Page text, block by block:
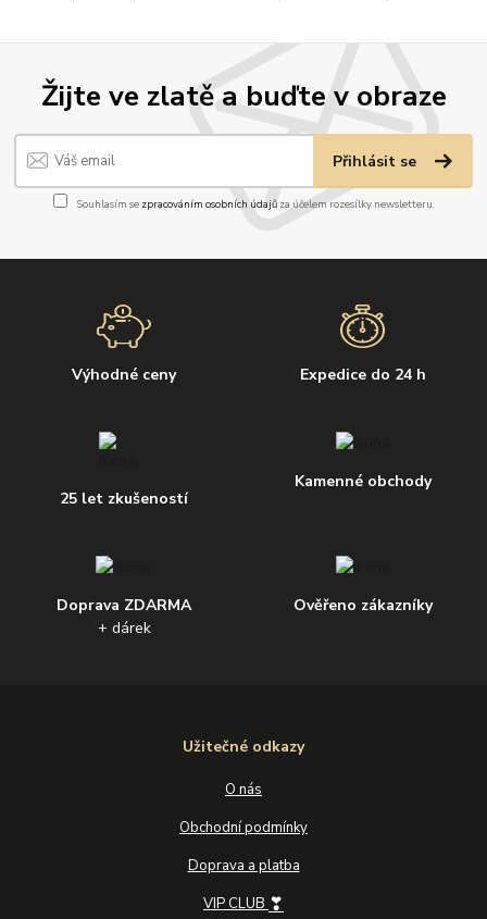
Žijte ve zlatě a buďte v obraze
Přihlásit se
Souhlasím se zpracováním osobních údajůza účelem rozesílky newsletteru.
Výhodné ceny Expedice do 24 h
25 let zkušeností
Kamenné obchody
Doprava ZDARMA
+ dárek
Ověřeno zákazníky
Užitečné odkazy
O nás
Obchodní podmínky
Doprava a platba
VIP CLUB ❣